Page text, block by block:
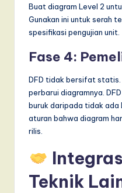
Buat diagram Level 2
Gunakan ini untuk serah
spesifikasi pengujian unit.
Fase 4:
DFD tidak bersifat statis.
perbarui diagramnya.
buruk daripada tidak ada
aturan bahwa diagram
rilis.
Teknik